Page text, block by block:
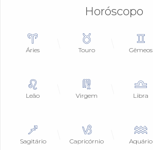
Horóscopo
Áries Touro Gêmeos
Leão Virgem Libra
Sagitário Capricórnio Aquário